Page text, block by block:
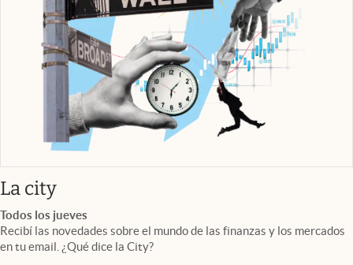
La cityabre en nueva pestaña
Todos los jueves
Recibí las novedades sobre el mundo de las finanzas y los mercados
en tu email. ¿Qué dice la City?